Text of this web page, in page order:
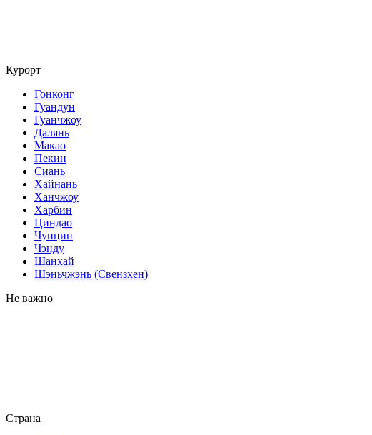
Курорт
Гонконг
Гуандун
Гуанчжоу
Далянь
Макао
Пекин
Сиань
Хайнань
Ханчжоу
Харбин
Циндао
Чунцин
Чэнду
Шанхай
Шэньчжэнь (Свензхен)
Не важно
Страна